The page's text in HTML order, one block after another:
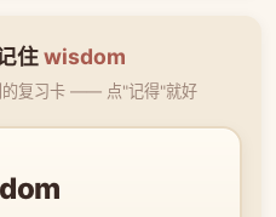
住wisdom
的复习卡 —— 点"记得"就好